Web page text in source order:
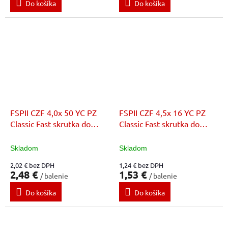
Do košíka
Do košíka
FSPII CZF 4,0x 50 YC PZ
Classic Fast skrutka do
Skladom
2,02 € bez DPH
2,48 € / balenie
Do košíka
FSPII CZF 4,5x 16 YC PZ
Classic Fast skrutka do
Skladom
1,24 € bez DPH
1,53 € / balenie
Do košíka